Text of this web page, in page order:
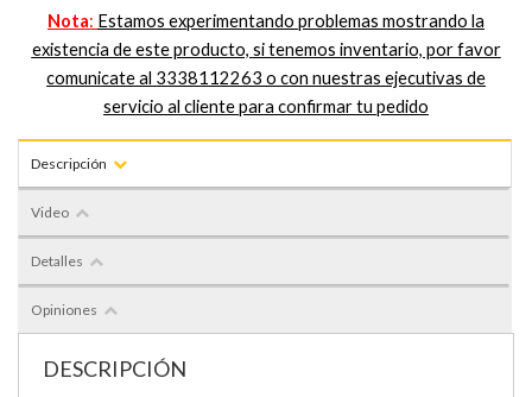
Nota: Estamos experimentando problemas mostrando la
existencia de este producto, si tenemos inventario, por favor
comunicate al 3338112263 o con nuestras ejecutivas de
servicio al cliente para confirmar tu pedido
Descripción
Video
Detalles
Opiniones
DESCRIPCIÓN